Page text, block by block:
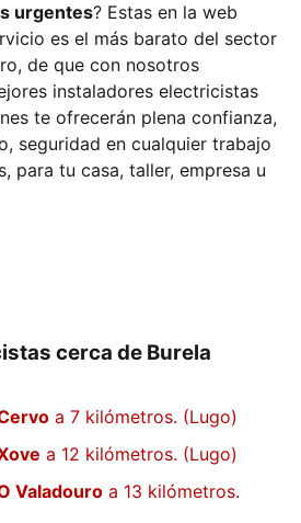
urgentes? Estas en la web
es el más barato del sector
de que con nosotros
instaladores electricistas
te ofrecerán plena confianza,
seguridad en cualquier trabajo
para tu casa, taller, empresa u
cerca de Burela
a 7 kilómetros. (Lugo)
a 12 kilómetros. (Lugo)
Valadouro a 13 kilómetros.